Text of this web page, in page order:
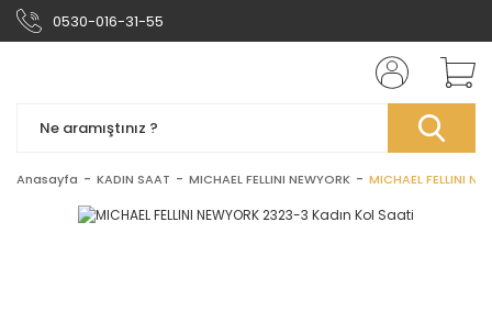
0530-016-31-55
Anasayfa KADIN SAAT MICHAEL FELLINI NEWYORK MICHAEL FELLINI